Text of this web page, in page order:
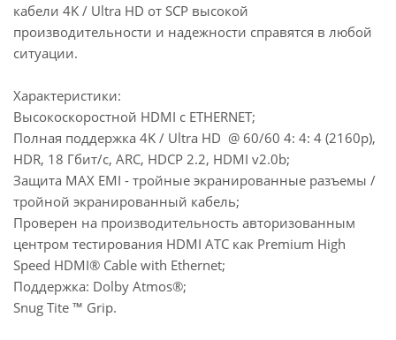
кабели 4K / Ultra HD от SCP высокой
производительности и надежности справятся в любой
ситуации.
Характеристики:
Высокоскоростной HDMI с ETHERNET;
Полная поддержка 4K / Ultra HD @ 60/60 4: 4: 4 (2160p),
HDR, 18 Гбит/с, ARC, HDCP 2.2, HDMI v2.0b;
Защита MAX EMI - тройные экранированные разъемы /
тройной экранированный кабель;
Проверен на производительность авторизованным
центром тестирования HDMI ATC как Premium High
Speed HDMI® Cable with Ethernet;
Поддержка: Dolby Atmos®;
Snug Tite ™ Grip.